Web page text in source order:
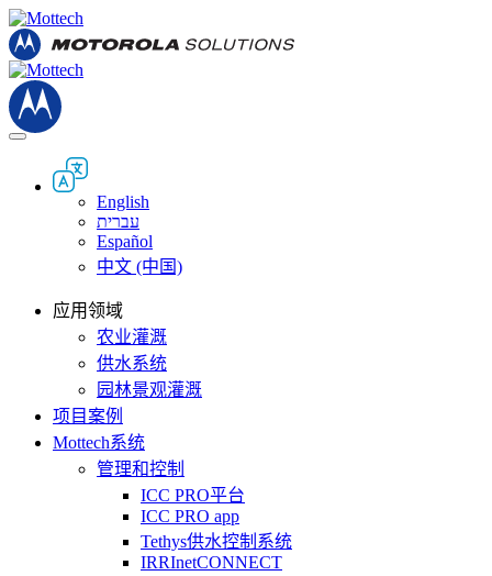
English
עברית
Español
中文 (中国)
应用领域
农业灌溉
供水系统
园林景观灌溉
项目案例
Mottech系统
管理和控制
ICC PRO平台
ICC PRO app
Tethys供水控制系统
IRRInetCONNECT